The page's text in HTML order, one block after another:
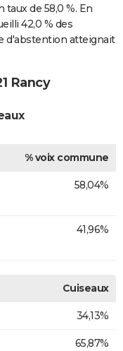
taux de 58,0 %. En
42,0 % des
d'abstention atteignait
Rancy
% voix commune
58,04%
41,96%
Cuiseaux
34,13%
65,87%